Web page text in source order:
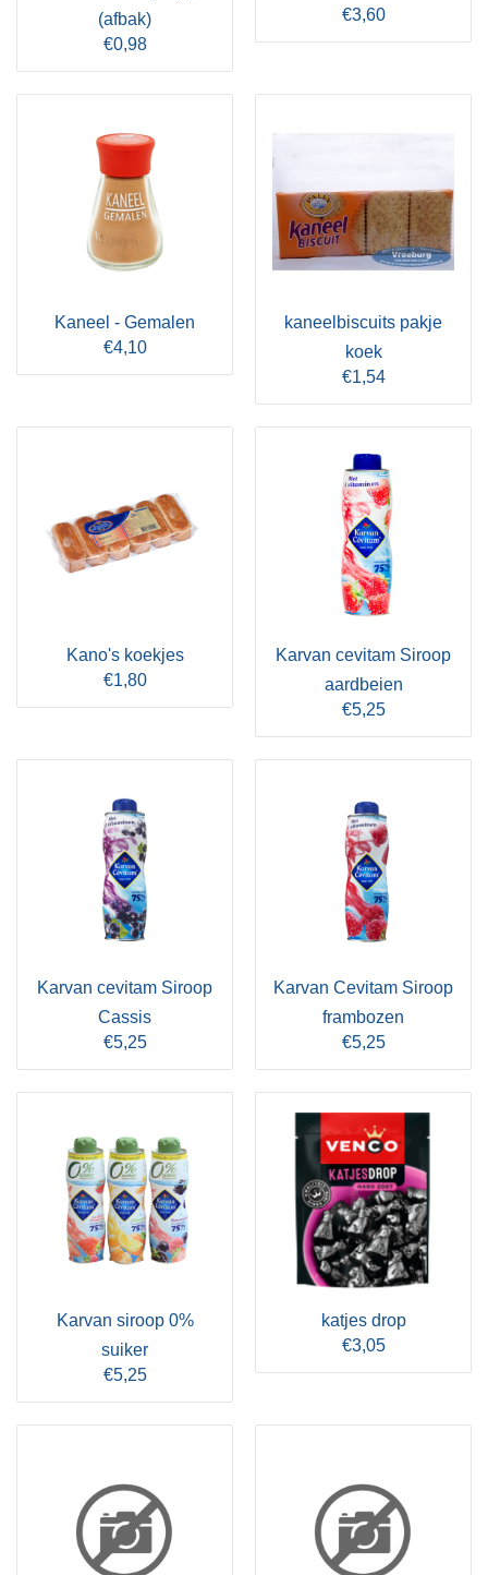
(afbak)
€0,98
€3,60
Kaneel - Gemalen
€4,10
kaneelbiscuits pakje
koek
€1,54
Kano's koekjes
€1,80
Karvan cevitam Siroop
aardbeien
€5,25
Karvan cevitam Siroop
Cassis
€5,25
Karvan Cevitam Siroop
frambozen
€5,25
Karvan siroop 0%
suiker
€5,25
katjes drop
€3,05